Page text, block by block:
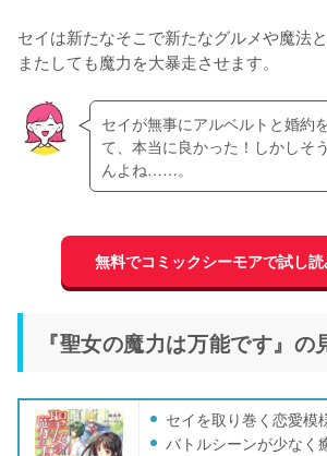
セイは新たなそこで新たなグルメや魔法と
またしても魔力を大暴走させます。
セイが無事にアルベルトと婚約
て、本当に良かった！しかしそ
んよね……。
無料でコミックシーモアで試し
『聖女の魔力は万能です』の
セイを取り巻く恋愛模
バトルシーンが少なく